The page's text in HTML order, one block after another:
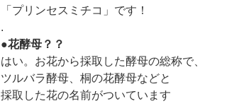
「プリンセスミチコ」です！
.
●花酵母？？
はい。お花から採取した酵母の総称で、
ツルバラ酵母、桐の花酵母などと
採取した花の名前がついています